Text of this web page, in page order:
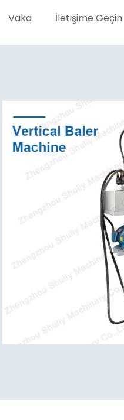
Vaka İletişime Geçin